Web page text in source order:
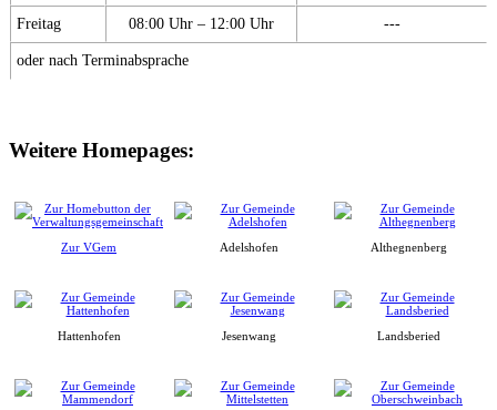
Freitag 08:00 Uhr – 12:00 Uhr ---
oder nach Terminabsprache
Weitere Homepages:
Zur VGem Adelshofen Althegnenberg
Hattenhofen Jesenwang Landsberied